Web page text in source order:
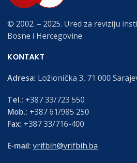
© 2002. – 2025. Ured za reviziju
Bosne i Hercegovine
KONTAKT
Adresa: Ložionička 3, 71 000
Tel.: +387 33/723 550
Mob.: +387 61/985 250
Fax: +387 33/716-400
E-mail: vrifbih@vrifbih.ba